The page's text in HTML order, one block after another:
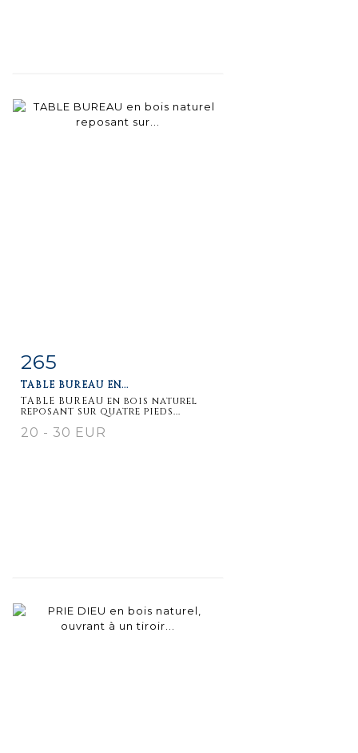
Item detail
265
TABLE BUREAU EN...
TABLE BUREAU en bois naturel
reposant sur quatre pieds...
20 - 30 EUR